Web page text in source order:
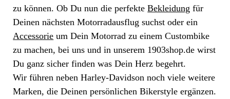
zu können. Ob Du nun die perfekteBekleidung für
Deinen nächsten Motorradausflug suchst oder ein
Accessorie um Dein Motorrad zu einem Custombike
zu machen, bei uns und in unserem 1903shop.de wirst
Du ganz sicher finden was Dein Herz begehrt.
Wir führen neben Harley-Davidson noch viele weitere
Marken, die Deinen persönlichen Bikerstyle ergänzen.